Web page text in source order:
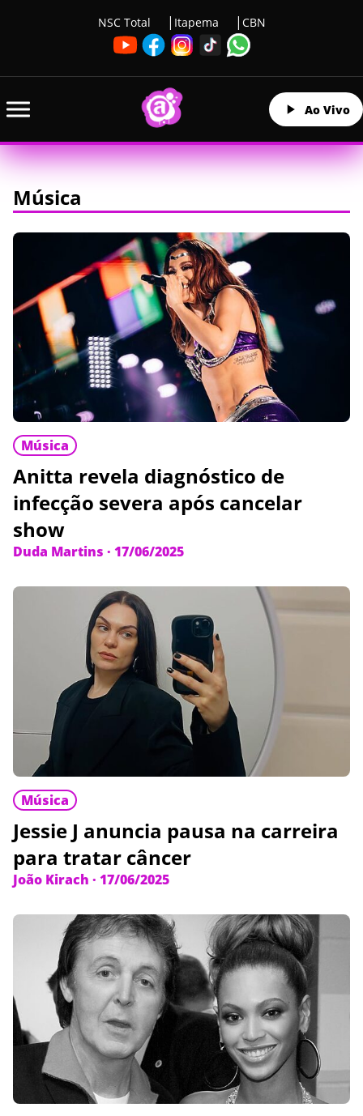
NSC Total Itapema CBN
Ao Vivo
Música
Música
Anitta revela diagnóstico de
infecção severa após cancelar
show
Duda Martins · 17/06/2025
Música
Jessie J anuncia pausa na carreira
para tratar câncer
João Kirach · 17/06/2025